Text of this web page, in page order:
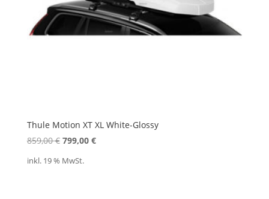
Thule Motion XT XL White-Glossy
859,00€ Ursprünglicher
799,00 €Aktueller
inkl. 19 % MwSt.